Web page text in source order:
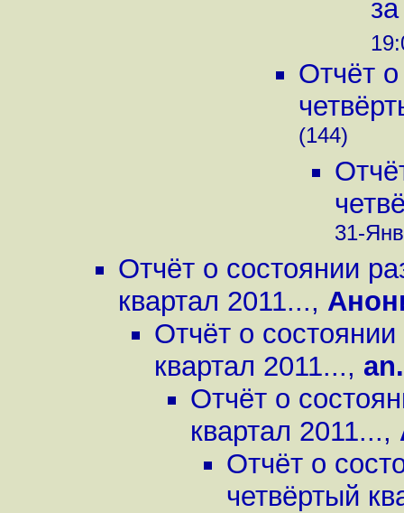
Отчёт
(144)
31-
Отчёт о состоянии
квартал 2011...,
Отчёт о
квартал 2011..., an.
Отчёт о
квартал 2011...,
Отчёт о
четвёртый